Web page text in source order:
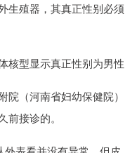
生殖器，其真正性别必须
型显示真正性别为男性
（河南省妇幼保健院）
接诊的。